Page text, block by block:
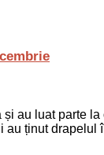
au luat parte
au ținut